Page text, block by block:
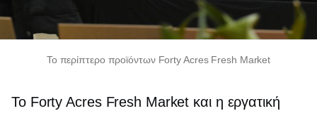
Το περίπτερο προϊόντων Forty Acres Fresh Market
Το Forty Acres Fresh Market και η εργατική